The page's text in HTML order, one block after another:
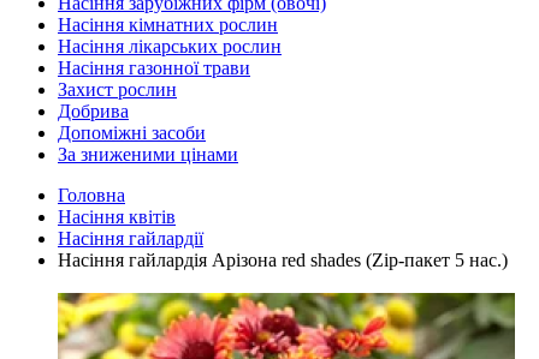
Насіння кімнатних рослин
Насіння лікарських рослин
Насіння газонної трави
Захист рослин
Добрива
Допоміжні засоби
За зниженими цінами
Головна
Насіння квітів
Насіння гайлардії
Насіння гайлардія Арізона red shades (Zip-пакет 5 нас.)